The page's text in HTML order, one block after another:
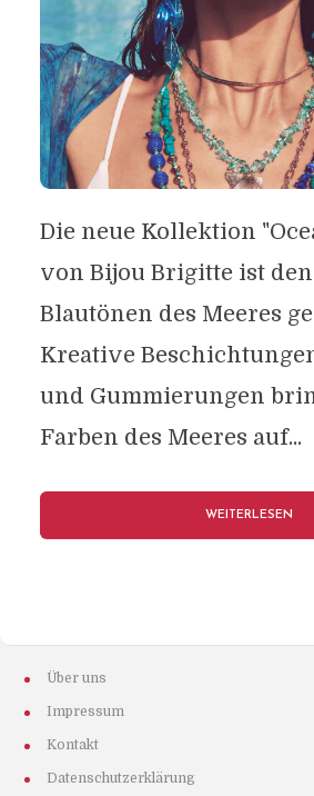
Die neue Kollektion
von Bijou Brigitte ist
Blautönen des Meeres
Kreative
und Gummierungen
Farben des Meeres auf...
WEITERLESEN
Über uns
Impressum
Kontakt
Datenschutzerklärung